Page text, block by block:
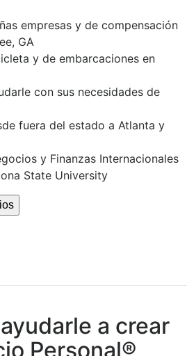
empresas y de compensación
GA
y de embarcaciones en
con sus necesidades de
fuera del estado a Atlanta y
y Finanzas Internacionales
State University
a crear
Personal®